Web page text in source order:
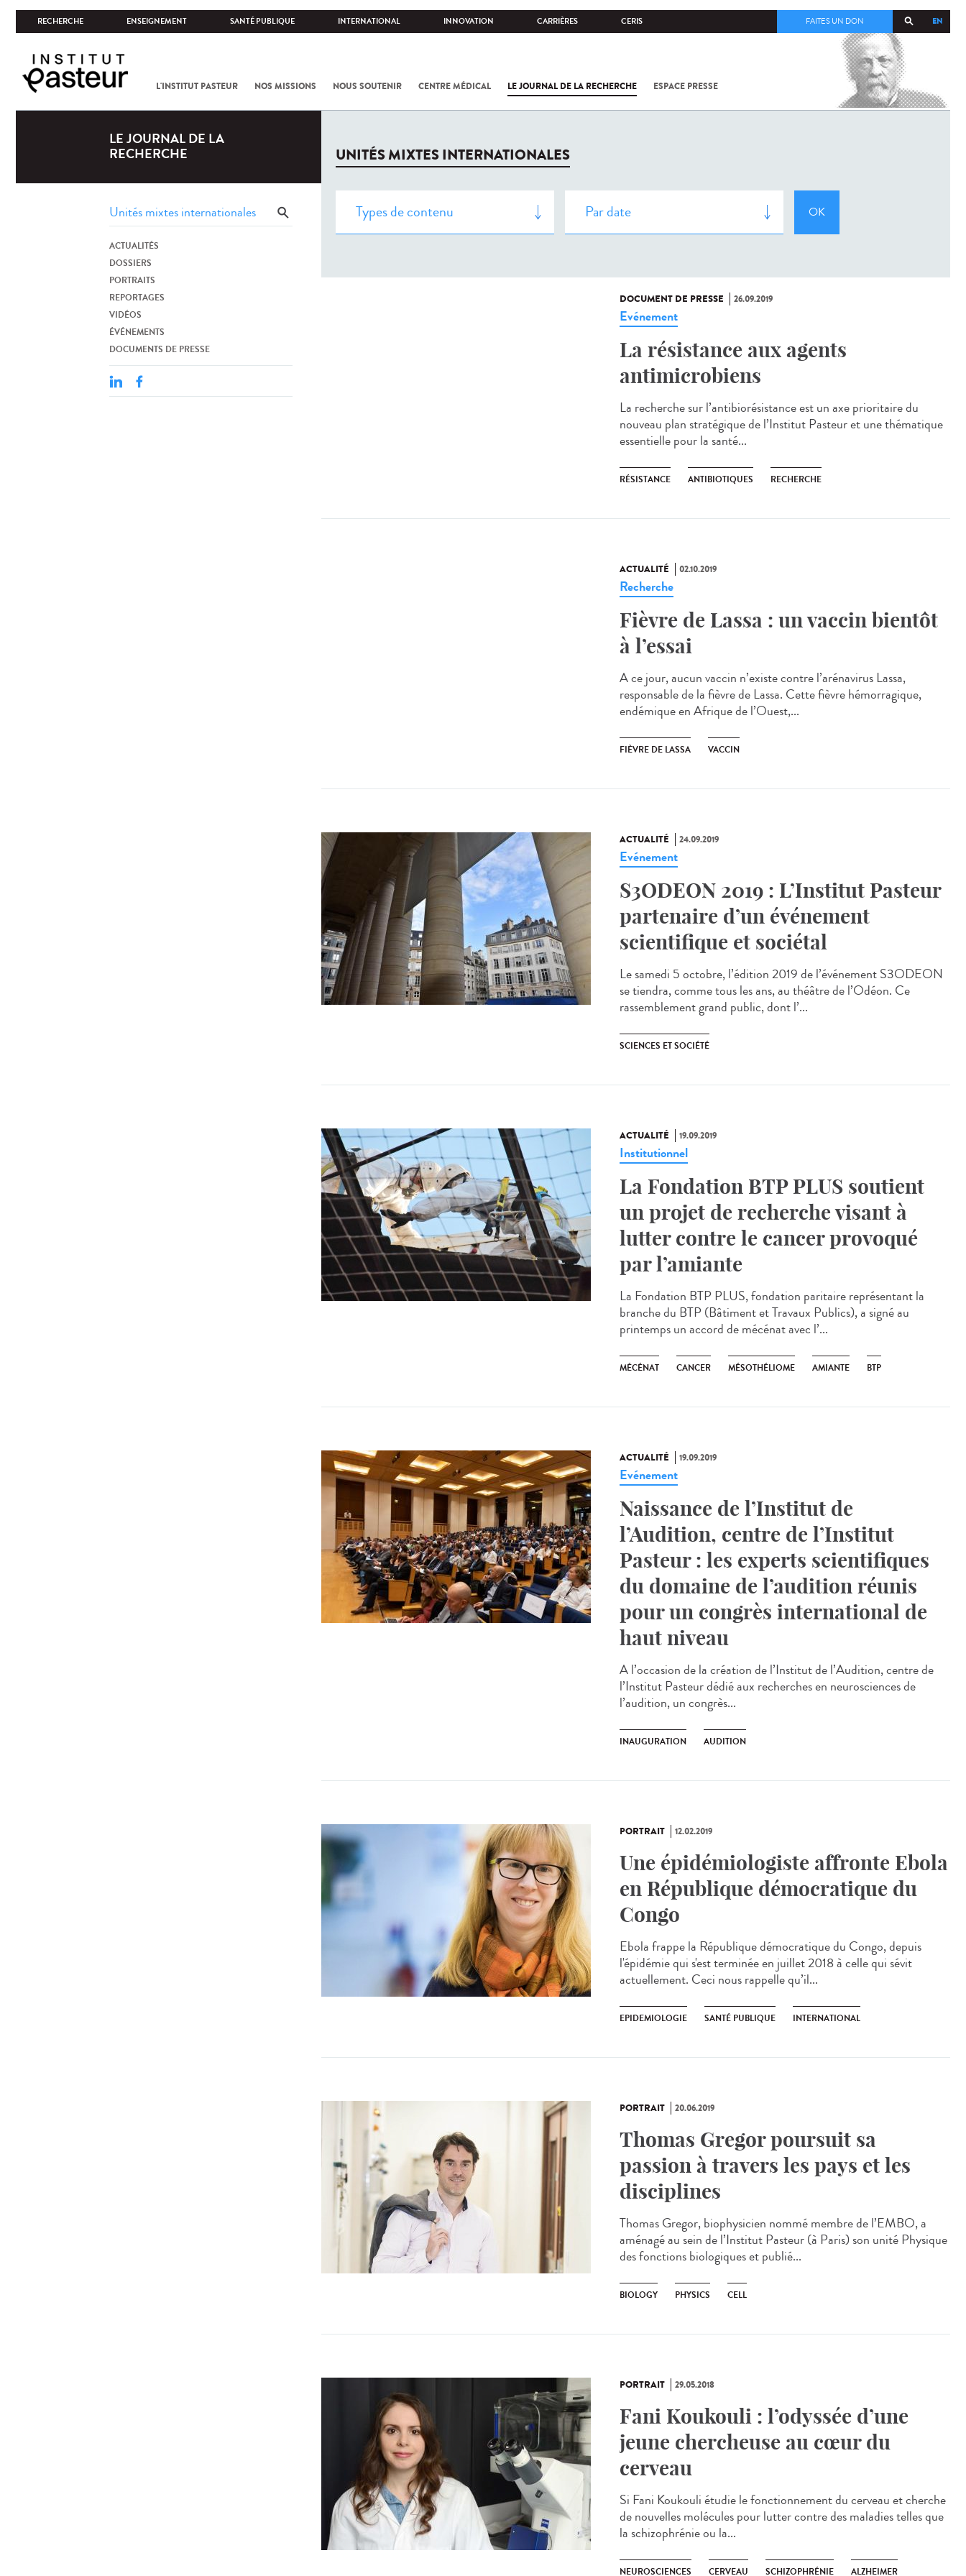
RECHERCHE ENSEIGNEMENT SANTÉ PUBLIQUE INTERNATIONAL INNOVATION CARRIÈRES CERIS EN
FAITES UN DON
L'INSTITUT PASTEUR NOS MISSIONS NOUS SOUTENIR CENTRE MÉDICAL LE JOURNAL DE LA RECHERCHE ESPACE PRESSE
COV-2 /
LE JOURNAL DE LA
RECHERCHE
ACTUALITÉS
DOSSIERS
PORTRAITS
REPORTAGES
VIDÉOS
ÉVÉNEMENTS
DOCUMENTS DE PRESSE
UNITÉS MIXTES INTERNATIONALES
DOCUMENT DE PRESSE 26.09.2019
Evénement
La résistance aux agents
antimicrobiens
La recherche sur l’antibiorésistance est un axe prioritaire du
nouveau plan stratégique de l’Institut Pasteur et une thématique
essentielle pour la santé...
RÉSISTANCE ANTIBIOTIQUES RECHERCHE
ACTUALITÉ 02.10.2019
Recherche
Fièvre de Lassa : un vaccin bientôt
à l’essai
A ce jour, aucun vaccin n’existe contre l’arénavirus Lassa,
responsable de la fièvre de Lassa. Cette fièvre hémorragique,
endémique en Afrique de l’Ouest,...
FIÈVRE DE LASSA VACCIN
ACTUALITÉ 24.09.2019
Evénement
S3ODEON 2019 : L’Institut Pasteur
partenaire d’un événement
scientifique et sociétal
Le samedi 5 octobre, l’édition 2019 de l’événement S3ODEON
se tiendra, comme tous les ans, au théâtre de l’Odéon. Ce
rassemblement grand public, dont l’...
SCIENCES ET SOCIÉTÉ
ACTUALITÉ 19.09.2019
Institutionnel
La Fondation BTP PLUS soutient
un projet de recherche visant à
lutter contre le cancer provoqué
par l’amiante
La Fondation BTP PLUS, fondation paritaire représentant la
branche du BTP (Bâtiment et Travaux Publics), a signé au
printemps un accord de mécénat avec l’...
MÉCÉNAT CANCER MÉSOTHÉLIOME AMIANTE BTP
ACTUALITÉ 19.09.2019
Evénement
Naissance de l’Institut de
l’Audition, centre de l’Institut
Pasteur : les experts scientifiques
du domaine de l’audition réunis
pour un congrès international de
haut niveau
A l’occasion de la création de l’Institut de l’Audition, centre de
l’Institut Pasteur dédié aux recherches en neurosciences de
l’audition, un congrès...
INAUGURATION AUDITION
PORTRAIT 12.02.2019
Une épidémiologiste affronte Ebola
en République démocratique du
Congo
Ebola frappe la République démocratique du Congo, depuis
l'épidémie qui s'est terminée en juillet 2018 à celle qui sévit
actuellement. Ceci nous rappelle qu’il...
EPIDEMIOLOGIE SANTÉ PUBLIQUE INTERNATIONAL
PORTRAIT 20.06.2019
Thomas Gregor poursuit sa
passion à travers les pays et les
disciplines
Thomas Gregor, biophysicien nommé membre de l’EMBO, a
aménagé au sein de l’Institut Pasteur (à Paris) son unité Physique
des fonctions biologiques et publié...
BIOLOGY PHYSICS CELL
PORTRAIT 29.05.2018
Fani Koukouli : l’odyssée d’une
jeune chercheuse au cœur du
cerveau
Si Fani Koukouli étudie le fonctionnement du cerveau et cherche
de nouvelles molécules pour lutter contre des maladies telles que
la schizophrénie ou la...
NEUROSCIENCES CERVEAU SCHIZOPHRÉNIE ALZHEIMER